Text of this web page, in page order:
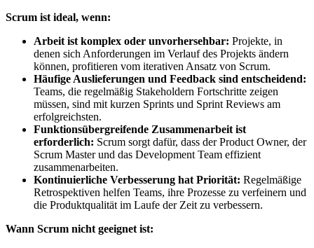
Scrum ist ideal, wenn:
Arbeit ist komplex oder unvorhersehbar: Projekte, in
denen sich Anforderungen im Verlauf des Projekts ändern
können, profitieren vom iterativen Ansatz von Scrum.
Häufige Auslieferungen und Feedback sind entscheidend:
Teams, die regelmäßig Stakeholdern Fortschritte zeigen
müssen, sind mit kurzen Sprints und Sprint Reviews am
erfolgreichsten.
Funktionsübergreifende Zusammenarbeit ist
erforderlich: Scrum sorgt dafür, dass der Product Owner, der
Scrum Master und das Development Team effizient
zusammenarbeiten.
Kontinuierliche Verbesserung hat Priorität: Regelmäßige
Retrospektiven helfen Teams, ihre Prozesse zu verfeinern und
die Produktqualität im Laufe der Zeit zu verbessern.
Wann Scrum nicht geeignet ist: